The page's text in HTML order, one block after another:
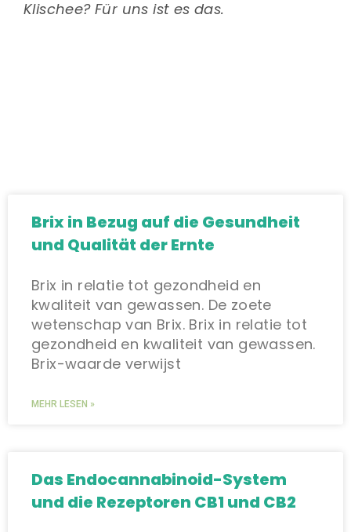
Klischee? Für uns ist es das.
Brix in Bezug auf die Gesundheit
und Qualität der Ernte
Brix in relatie tot gezondheid en
kwaliteit van gewassen. De zoete
wetenschap van Brix. Brix in relatie tot
gezondheid en kwaliteit van gewassen.
Brix-waarde verwijst
MEHR LESEN »
Das Endocannabinoid-System
und die Rezeptoren CB1 und CB2